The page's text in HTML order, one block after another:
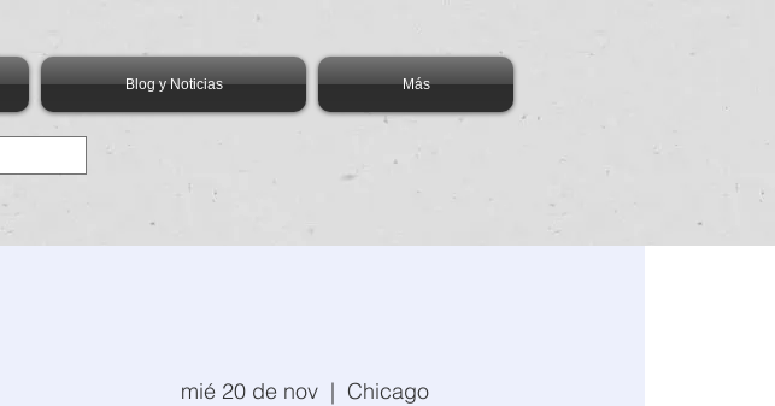
Blog y Noticias Más
mié 20 de nov
  |
Chicago